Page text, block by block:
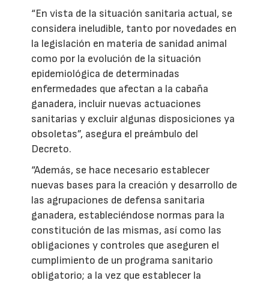
“En vista de la situación sanitaria actual, se
considera ineludible, tanto por novedades en
la legislación en materia de sanidad animal
como por la evolución de la situación
epidemiológica de determinadas
enfermedades que afectan a la cabaña
ganadera, incluir nuevas actuaciones
sanitarias y excluir algunas disposiciones ya
obsoletas”, asegura el preámbulo del
Decreto.
“Además, se hace necesario establecer
nuevas bases para la creación y desarrollo de
las agrupaciones de defensa sanitaria
ganadera, estableciéndose normas para la
constitución de las mismas, así como las
obligaciones y controles que aseguren el
cumplimiento de un programa sanitario
obligatorio; a la vez que establecer la